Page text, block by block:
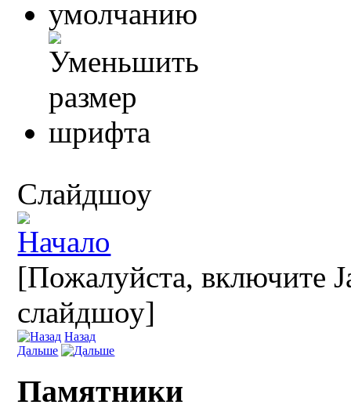
Слайдшоу
[Пожалуйста, включите
слайдшоу]
Назад
Дальше
Памятники